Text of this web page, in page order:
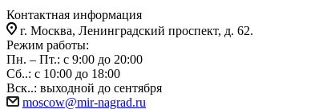
Контактная информация
г. Москва, Ленинградский проспект, д. 62.
Режим работы:
Пн. – Пт.: с 9:00 до 20:00
Сб..: с 10:00 до 18:00
Вск..: выходной до сентября
moscow@mir-nagrad.ru